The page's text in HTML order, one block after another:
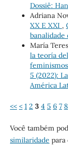
Dossiê:
Adriana
XX E XXI ,
banalidade
María
la teoría
5 (2022):
América
<< < 1 2 3 4 5 6 7 8
Você também
similaridade para